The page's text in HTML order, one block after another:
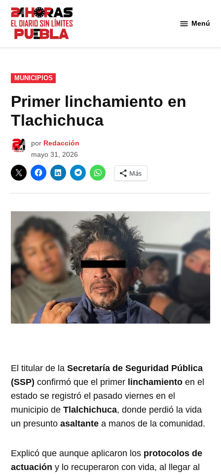
Saltar
contenido
Menú
PUBLICADO
EN
MUNICIPIOS
Primer linchamiento en
Tlachichuca
por Redacción
mayo 31, 2026
Más
El titular de laSecretaría de Seguridad Pública
(SSP) confirmó que el primer linchamiento en el
estado se registró el pasado viernes en el
municipio deTlalchichuca, donde perdió la vida
un presuntoasaltante a manos de la comunidad.
Explicó que aunque aplicaron los protocolos de
actuación y lo recuperaron con vida, al llegar al